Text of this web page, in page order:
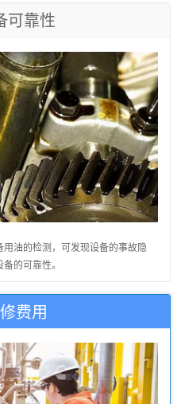
可靠性
油的检测，可发现设备的事故隐
的可靠性。
费用